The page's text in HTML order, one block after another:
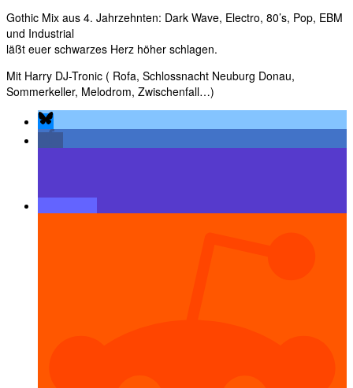
Gothic Mix aus 4. Jahrzehnten: Dark Wave, Electro, 80’s, Pop, EBM
und Industrial
läßt euer schwarzes Herz höher schlagen.
Mit Harry DJ-Tronic ( Rofa, Schlossnacht Neuburg Donau,
Sommerkeller, Melodrom, Zwischenfall…)